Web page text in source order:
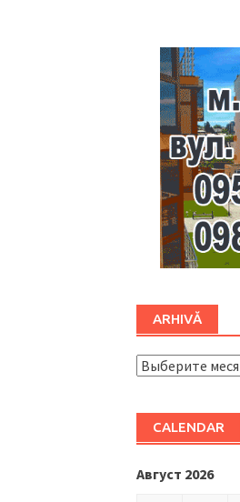
ARHIVĂ
ARHIVĂ
CALENDAR
Август 2026